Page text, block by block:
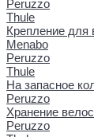
Peruzzo
Thule
Крепление для
Menabo
Peruzzo
Thule
На запасное
Peruzzo
Хранение
Peruzzo